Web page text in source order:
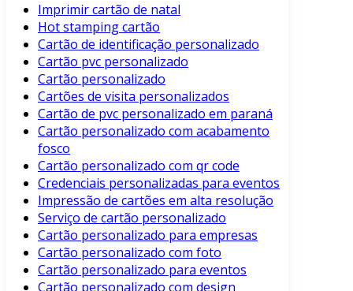
Imprimir cartão de natal
Hot stamping cartão
Cartão de identificação personalizado
Cartão pvc personalizado
Cartão personalizado
Cartões de visita personalizados
Cartão de pvc personalizado em paraná
Cartão personalizado com acabamento
fosco
Cartão personalizado com qr code
Credenciais personalizadas para eventos
Impressão de cartões em alta resolução
Serviço de cartão personalizado
Cartão personalizado para empresas
Cartão personalizado com foto
Cartão personalizado para eventos
Cartão personalizado com design